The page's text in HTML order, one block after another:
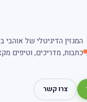
המגזין הדיגיטלי של אוהבי
כתבות, מדריכים, וטיפים
צרו קשר